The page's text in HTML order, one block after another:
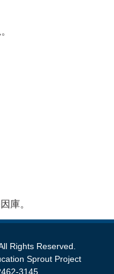
庫。
Rights Reserved.
Sprout Project
3145